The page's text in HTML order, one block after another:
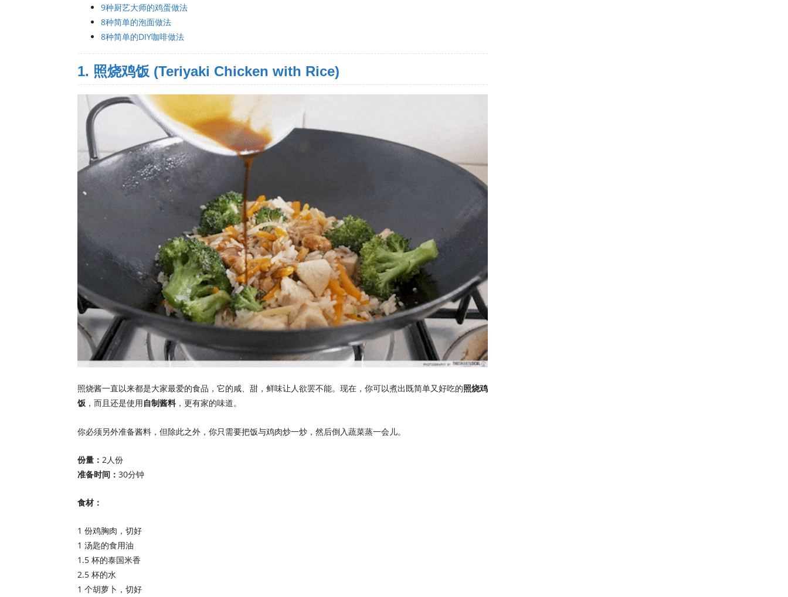
9种厨艺大师的鸡蛋做法
8种简单的泡面做法
8种简单的DIY咖啡做法
1. 照烧鸡饭 (Teriyaki Chicken with Rice)
照烧酱一直以来都是大家最爱的食品，它的咸、甜，鲜味让人欲罢不能。现在，你可以煮出既简单又好吃的照烧鸡
饭 ，而且还是使用自制酱料，更有家的味道。
你必须另外准备酱料，但除此之外，你只需要把饭与鸡肉炒一炒，然后倒入蔬菜蒸一会儿。
份量： 2人份
准备时间： 30分钟
食材：
1 份鸡胸肉，切好
1 汤匙的食用油
1.5 杯的泰国米香
2.5 杯的水
1 个胡萝卜，切好